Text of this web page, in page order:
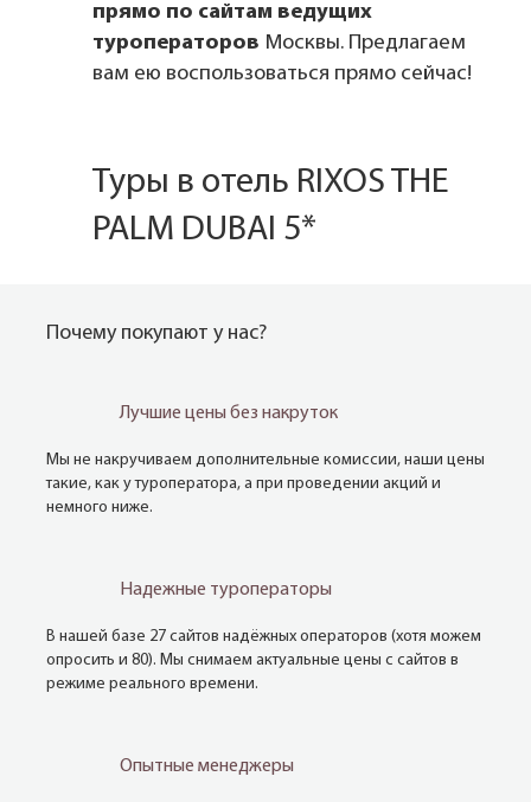
прямо по сайтам ведущих
туроператоров Москвы. Предлагаем
вам ею воспользоваться прямо сейчас!
Туры в отель RIXOS THE
PALM DUBAI 5*
Почему покупают у нас?
Лучшие цены без накруток
Мы не накручиваем дополнительные комиссии, наши цены
такие, как у туроператора, а при проведении акций и
немного ниже.
Надежные туроператоры
В нашей базе 27 сайтов надёжных операторов (хотя можем
опросить и 80). Мы снимаем актуальные цены с сайтов в
режиме реального времени.
Опытные менеджеры